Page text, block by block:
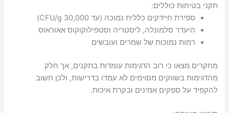
תקני בטיחות כוללים:
ספירת חיידקים כללית נמוכה (עד 30,000 CFU/g)
היעדר סלמונלה, ליסטריה וסטפילוקוקוס אאוראוס
רמות נמוכות של שמרים ועובשים
מחקרים מצאו כי רוב הדגימות עומדות בתקנים, אך חלק
מהדגימות בשווקים מסוימים לא עמדו בדרישות, ולכן חשוב
להקפיד על ספקים אמינים ובקרת איכות.